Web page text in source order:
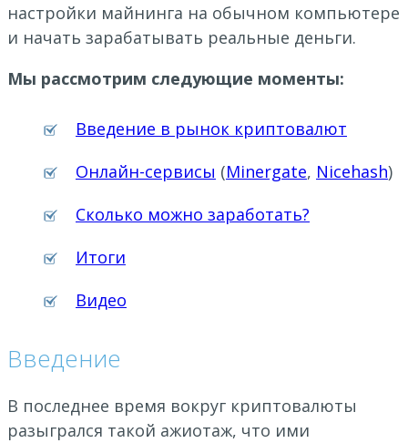
настройки майнинга на обычном компьютере
и начать зарабатывать реальные деньги.
Мы рассмотрим следующие моменты:
Введение в рынок криптовалют
Онлайн-сервисы (Minergate, Nicehash)
Сколько можно заработать?
Итоги
Видео
Введение
В последнее время вокруг криптовалюты
разыгрался такой ажиотаж, что ими